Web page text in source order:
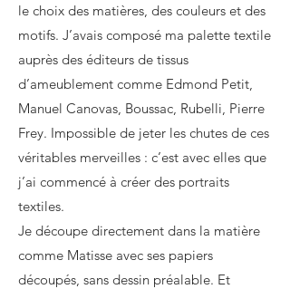
le choix des matières, des couleurs et des
motifs. J’avais composé ma palette textile
auprès des éditeurs de tissus
d’ameublement comme Edmond Petit,
Manuel Canovas, Boussac, Rubelli, Pierre
Frey. Impossible de jeter les chutes de ces
véritables merveilles : c’est avec elles que
j’ai commencé à créer des portraits
textiles.
Je découpe directement dans la matière
comme Matisse avec ses papiers
découpés, sans dessin préalable. Et